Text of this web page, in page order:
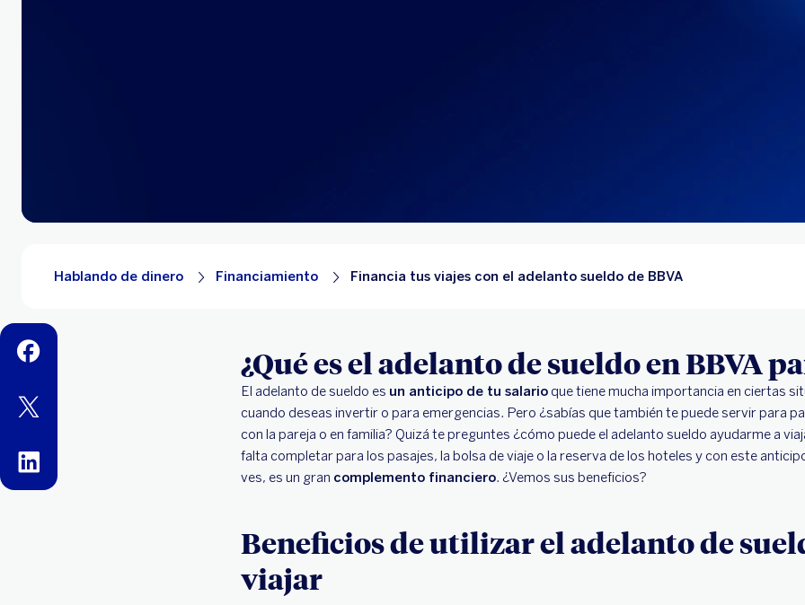
facebook
twitter
linkedin
Hablando de dinero Financiamiento Financia tus viajes con el adelanto sueldo de BBVA
¿Qué es el adelanto de sueldo en BBVA
El adelanto de sueldo es un anticipo de tu salario que tiene mucha importancia en ciertas
cuando deseas invertir o para emergencias. Pero ¿sabías que también te puede servir para
con la pareja o en familia? Quizá te preguntes ¿cómo puede el adelanto sueldo ayudarme a
falta completar para los pasajes, la bolsa de viaje o la reserva de los hoteles y con este
ves, es un gran complemento financiero. ¿Vemos sus beneficios?
Beneficios de utilizar el adelanto de
viajar